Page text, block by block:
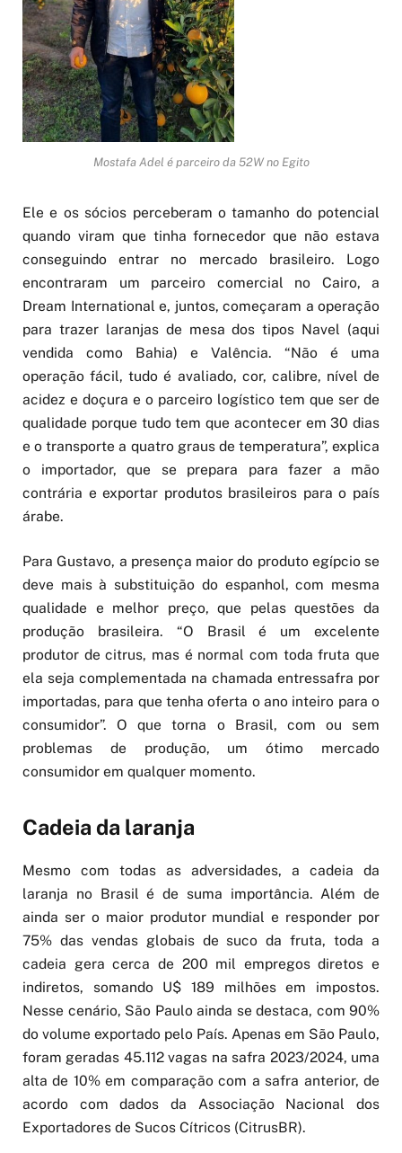
Mostafa Adel é parceiro da 52W no Egito
Ele e os sócios perceberam o tamanho do potencial
quando viram que tinha fornecedor que não estava
conseguindo entrar no mercado brasileiro. Logo
encontraram um parceiro comercial no Cairo, a
Dream International e, juntos, começaram a operação
para trazer laranjas de mesa dos tipos Navel (aqui
vendida como Bahia) e Valência. “Não é uma
operação fácil, tudo é avaliado, cor, calibre, nível de
acidez e doçura e o parceiro logístico tem que ser de
qualidade porque tudo tem que acontecer em 30 dias
e o transporte a quatro graus de temperatura”, explica
o importador, que se prepara para fazer a mão
contrária e exportar produtos brasileiros para o país
árabe.
Para Gustavo, a presença maior do produto egípcio se
deve mais à substituição do espanhol, com mesma
qualidade e melhor preço, que pelas questões da
produção brasileira. “O Brasil é um excelente
produtor de citrus, mas é normal com toda fruta que
ela seja complementada na chamada entressafra por
importadas, para que tenha oferta o ano inteiro para o
consumidor”. O que torna o Brasil, com ou sem
problemas de produção, um ótimo mercado
consumidor em qualquer momento.
Cadeia da laranja
Mesmo com todas as adversidades, a cadeia da
laranja no Brasil é de suma importância. Além de
ainda ser o maior produtor mundial e responder por
75% das vendas globais de suco da fruta, toda a
cadeia gera cerca de 200 mil empregos diretos e
indiretos, somando U$ 189 milhões em impostos.
Nesse cenário, São Paulo ainda se destaca, com 90%
do volume exportado pelo País. Apenas em São Paulo,
foram geradas 45.112 vagas na safra 2023/2024, uma
alta de 10% em comparação com a safra anterior, de
acordo com dados da Associação Nacional dos
Exportadores de Sucos Cítricos (CitrusBR).